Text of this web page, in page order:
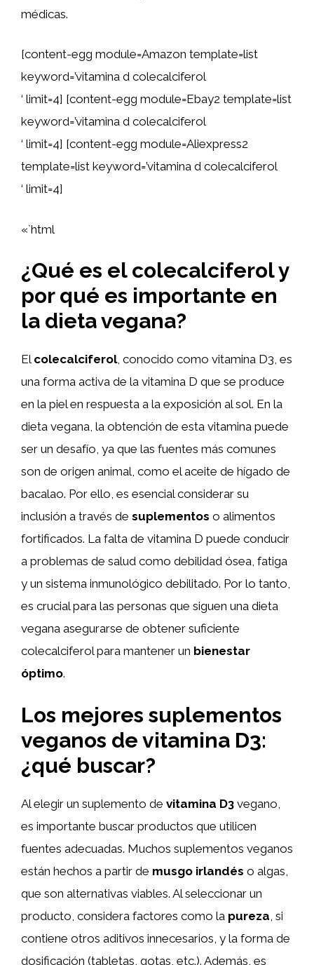
médicas.
[content-egg module=Amazon template=list
keyword=’vitamina d colecalciferol
‘ limit=4] [content-egg module=Ebay2 template=list
keyword=’vitamina d colecalciferol
‘ limit=4] [content-egg module=Aliexpress2
template=list keyword=’vitamina d colecalciferol
‘ limit=4]
«`html
¿Qué es el colecalciferol y
por qué es importante en
la dieta vegana?
El colecalciferol, conocido como vitamina D3, es
una forma activa de la vitamina D que se produce
en la piel en respuesta a la exposición al sol. En la
dieta vegana, la obtención de esta vitamina puede
ser un desafío, ya que las fuentes más comunes
son de origen animal, como el aceite de hígado de
bacalao. Por ello, es esencial considerar su
inclusión a través de suplementos o alimentos
fortificados. La falta de vitamina D puede conducir
a problemas de salud como debilidad ósea, fatiga
y un sistema inmunológico debilitado. Por lo tanto,
es crucial para las personas que siguen una dieta
vegana asegurarse de obtener suficiente
colecalciferol para mantener un bienestar
óptimo.
Los mejores suplementos
veganos de vitamina D3:
¿qué buscar?
Al elegir un suplemento de vitamina D3 vegano,
es importante buscar productos que utilicen
fuentes adecuadas. Muchos suplementos veganos
están hechos a partir de musgo irlandés o algas,
que son alternativas viables. Al seleccionar un
producto, considera factores como la pureza , si
contiene otros aditivos innecesarios, y la forma de
dosificación (tabletas, gotas, etc.). Además, es